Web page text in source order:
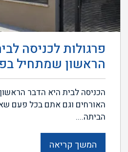
פרגולות לכניסה
הראשון שמתחיל
הכניסה לבית היא הדבר
האורחים וגם אתם בכל פעם
הביתה....
המשך קריאה